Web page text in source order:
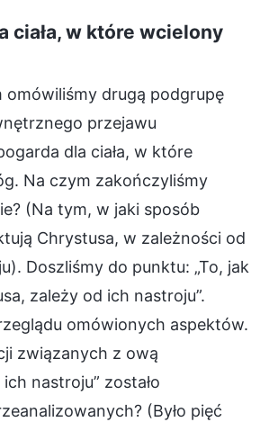
ciała, w które wcielony
omówiliśmy drugą podgrupę
przejawu
dla ciała, w które
Na czym zakończyliśmy
(Na tym, w jaki sposób
Chrystusa, w zależności od
Doszliśmy do punktu: „To, jak
zależy od ich nastroju”.
omówionych aspektów.
związanych z ową
nastroju” zostało
(Było pięć